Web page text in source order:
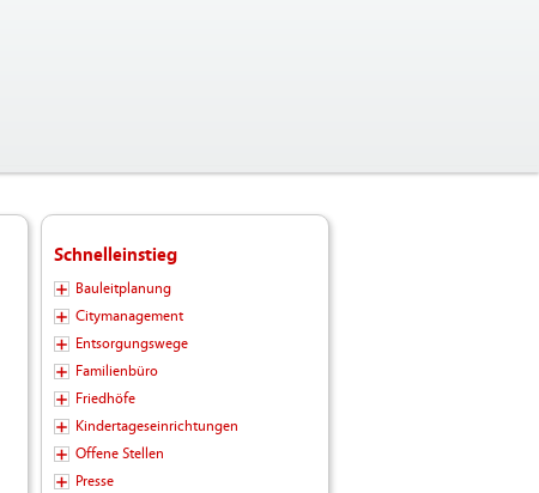
Schnelleinstieg
Bauleitplanung
Citymanagement
Entsorgungswege
Familienbüro
Friedhöfe
Kindertageseinrichtungen
Offene Stellen
Presse